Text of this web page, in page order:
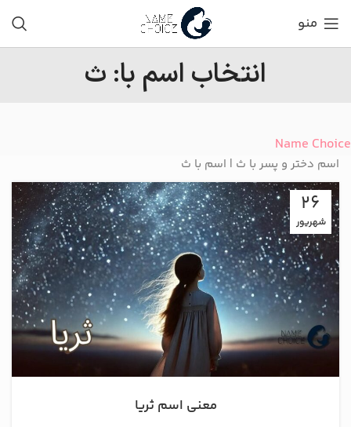
منو
انتخاب اسم با: ث
Name Choice
اسم دختر و پسر با ث | اسم با ث
26
شهریور
معنی اسم ثریا